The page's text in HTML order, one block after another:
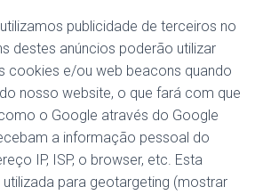
publicidade de terceiros no
destes anúncios poderão utilizar
cookies e/ou web beacons quando
nosso website, o que fará com que
o Google através do Google
a informação pessoal do
IP, ISP, o browser, etc. Esta
para geotargeting (mostrar